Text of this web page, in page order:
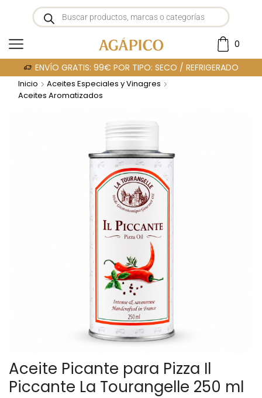
0
ENVÍO GRATIS: 99€ POR TIPO: SECO / REFRIGERADO
Inicio
Aceites Especiales y Vinagres
Aceites Aromatizados
Aceite Picante para Pizza Il
Piccante La Tourangelle 250 ml